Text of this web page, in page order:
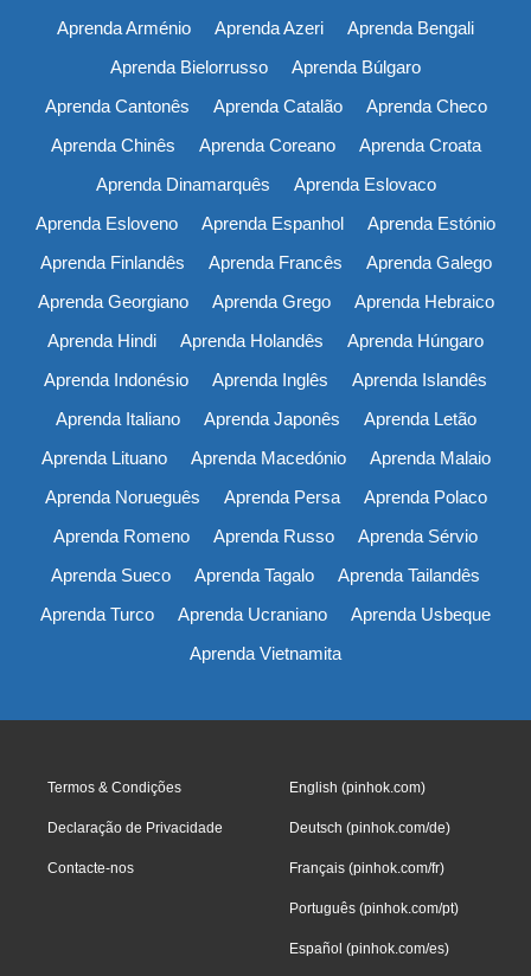
Aprenda Arménio
Aprenda Azeri
Aprenda Bengali
Aprenda Bielorrusso
Aprenda Búlgaro
Aprenda Cantonês
Aprenda Catalão
Aprenda Checo
Aprenda Chinês
Aprenda Coreano
Aprenda Croata
Aprenda Dinamarquês
Aprenda Eslovaco
Aprenda Esloveno
Aprenda Espanhol
Aprenda Estónio
Aprenda Finlandês
Aprenda Francês
Aprenda Galego
Aprenda Georgiano
Aprenda Grego
Aprenda Hebraico
Aprenda Hindi
Aprenda Holandês
Aprenda Húngaro
Aprenda Indonésio
Aprenda Inglês
Aprenda Islandês
Aprenda Italiano
Aprenda Japonês
Aprenda Letão
Aprenda Lituano
Aprenda Macedónio
Aprenda Malaio
Aprenda Norueguês
Aprenda Persa
Aprenda Polaco
Aprenda Romeno
Aprenda Russo
Aprenda Sérvio
Aprenda Sueco
Aprenda Tagalo
Aprenda Tailandês
Aprenda Turco
Aprenda Ucraniano
Aprenda Usbeque
Aprenda Vietnamita
Termos & Condições
Declaração de Privacidade
Contacte-nos
English (pinhok.com)
Deutsch (pinhok.com/de)
Français (pinhok.com/fr)
Português (pinhok.com/pt)
Español (pinhok.com/es)